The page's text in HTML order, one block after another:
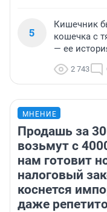
5
Кишечник
кошечка с
— ее
2 743
МНЕНИЕ
Продашь за
возьмут с
нам готовит
налоговый
коснется
даже